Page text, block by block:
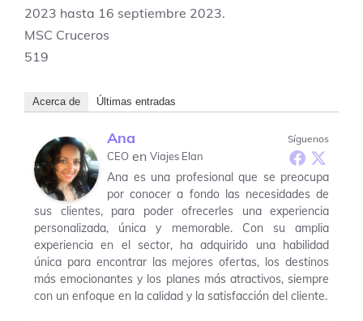
2023 hasta 16 septiembre 2023.
MSC Cruceros
519
Acerca de Últimas entradas
Síguenos
Ana
CEO en Viajes Elan
Ana es una profesional que se preocupa
por conocer a fondo las necesidades de
sus clientes, para poder ofrecerles una experiencia
personalizada, única y memorable. Con su amplia
experiencia en el sector, ha adquirido una habilidad
única para encontrar las mejores ofertas, los destinos
más emocionantes y los planes más atractivos, siempre
con un enfoque en la calidad y la satisfacción del cliente.